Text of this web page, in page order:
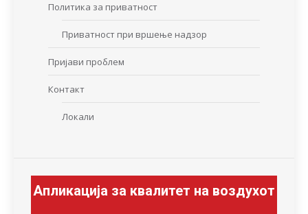
Политика за приватност
Приватност при вршење надзор
Пријави проблем
Контакт
Локали
Апликација за квалитет на воздухот